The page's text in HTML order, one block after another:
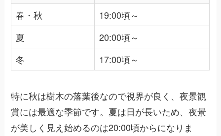
春・秋
19:00頃～
夏
20:00頃～
冬
17:00頃～
特に秋は樹木の落葉後なので視界が良く、夜景観
賞には最適な季節です。夏は日が長いため、夜景
が美しく見え始めるのは20:00頃からになりま